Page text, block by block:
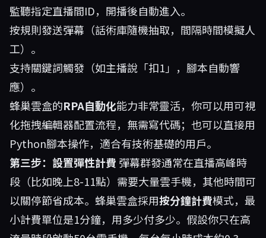
監聽指定直播間ID，開播後自動進入。
按規則發送彈幕（話術庫隨機抽取，間隔時間模擬人
工）。
支持關鍵詞觸發（如主播說「扣1」，腳本自動響
應）。
蜂巢雲盒的RPA自動化能力非常靈活，你可以用可視
化拖拽編輯器配置流程，無需寫代碼；也可以直接用
Python腳本操作，適合有技術基礎的用戶。
第三步：設置彈性計費 彈幕群發通常在直播高峰時
段（比如晚上8-11點）需要大量雲手機，其他時間可
以關停節省成本。蜂巢雲盒採用按分鐘計費模式，最
小計費單位是1分鐘，用多少付多少。假設你只在高